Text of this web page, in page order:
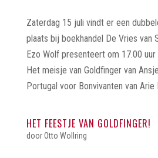
Zaterdag 15 juli vindt er een
plaats bij boekhandel De Vries van
Ezo Wolf presenteert om 17.00
Het meisje van Goldfinger van
Portugal voor Bonvivanten van Arie
HET FEESTJE VAN GOLDFINGER!
doorOtto Wollring